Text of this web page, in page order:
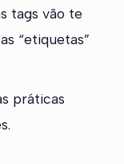
tags vão te
“etiquetas”
práticas